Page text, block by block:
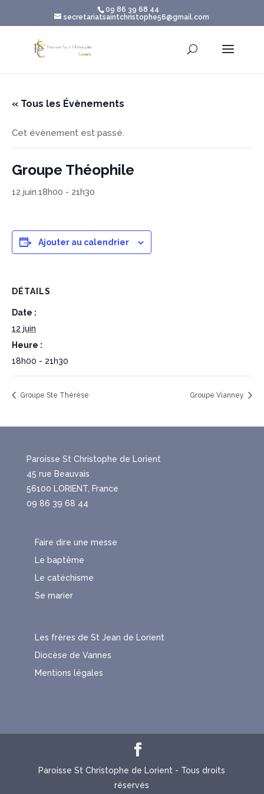
09 86 39 68 44
secretariatsaintchristophe56@gmail.com
« Tous les Évènements
Cet évènement est passé.
Groupe Théophile
12 juin.18h00 - 21h30
Ajouter au calendrier
DÉTAILS
Date :
12 juin
Heure :
18h00 - 21h30
Groupe Ste Thérèse Groupe Vianney
Paroisse St Christophe de Lorient
45 rue Beauvais
56100 LORIENT, France
09 86 39 68 44
Faire dire une messe
Le baptême
Le catéchisme
Se marier
Les frères de St Jean de Lorient
Diocèse de Vannes
Mentions légales
Paroisse St Christophe de Lorient - Tous droits
réservés